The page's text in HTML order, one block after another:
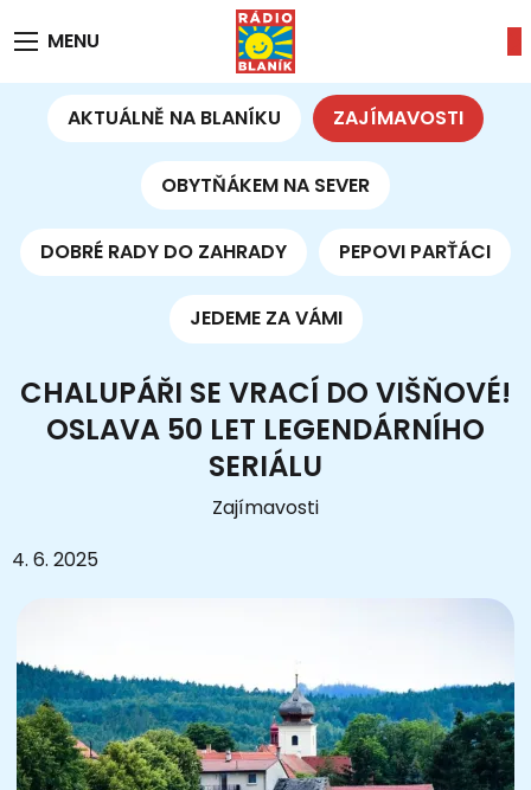
MENU
AKTUÁLNĚ NA BLANÍKU ZAJÍMAVOSTI
OBYTŇÁKEM NA SEVER
DOBRÉ RADY DO ZAHRADY PEPOVI PARŤÁCI
JEDEME ZA VÁMI
CHALUPÁŘI SE VRACÍ DO VIŠŇOVÉ!
OSLAVA 50 LET LEGENDÁRNÍHO
SERIÁLU
Zajímavosti
4. 6. 2025